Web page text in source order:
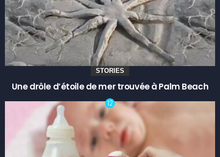
STORIES
Une drôle d’étoile de mer trouvée à Palm Beach